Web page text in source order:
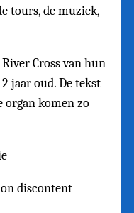
tours, de muziek,
Cross van hun
jaar oud. De tekst
organ komen zo
discontent